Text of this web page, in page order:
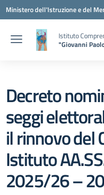
Vai ai contenuti
Vai al menu di navigazione
Vai al footer
Ministero dell'Istruzione e del
Istituto
"Giovanni
Decreto
seggi
il rinnovo del
Istituto
2025/26 –